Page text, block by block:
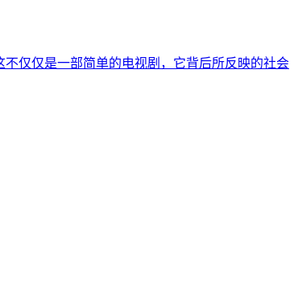
仅仅是一部简单的电视剧，它背后所反映的社会